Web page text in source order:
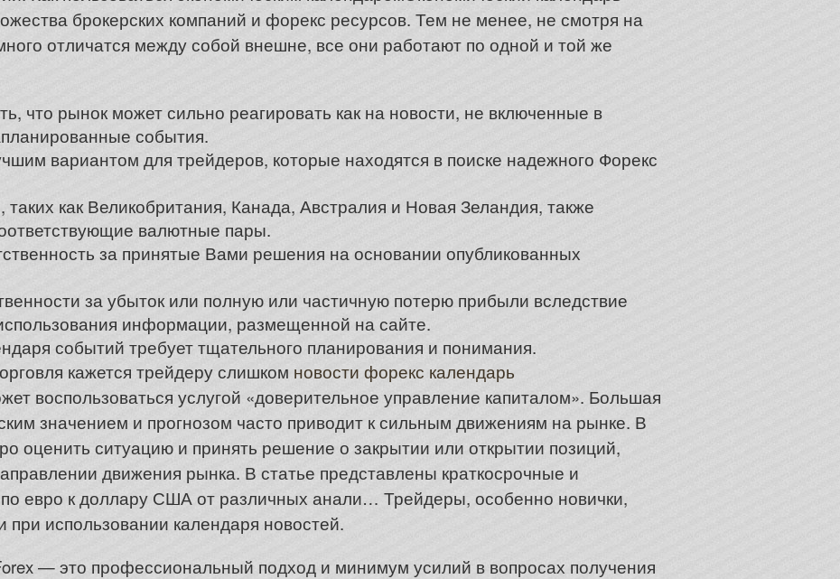
брокерских компаний и форекс ресурсов. Тем не менее, не смотря на
отличатся между собой внешне, все они работают по одной и той же
что рынок может сильно реагировать как на новости, не включенные в
события.
вариантом для трейдеров, которые находятся в поиске надежного Форекс
таких как Великобритания, Канада, Австралия и Новая Зеландия, также
валютные пары.
за принятые Вами решения на основании опубликованных
за убыток или полную или частичную потерю прибыли вследствие
информации, размещенной на сайте.
событий требует тщательного планирования и понимания.
кажется трейдеру слишком новости форекс календарь
воспользоваться услугой «доверительное управление капиталом». Большая
значением и прогнозом часто приводит к сильным движениям на рынке. В
оценить ситуацию и принять решение о закрытии или открытии позиций,
движения рынка. В статье представлены краткосрочные и
евро к доллару США от различных анали… Трейдеры, особенно новички,
использовании календаря новостей.
— это профессиональный подход и минимум усилий в вопросах получения